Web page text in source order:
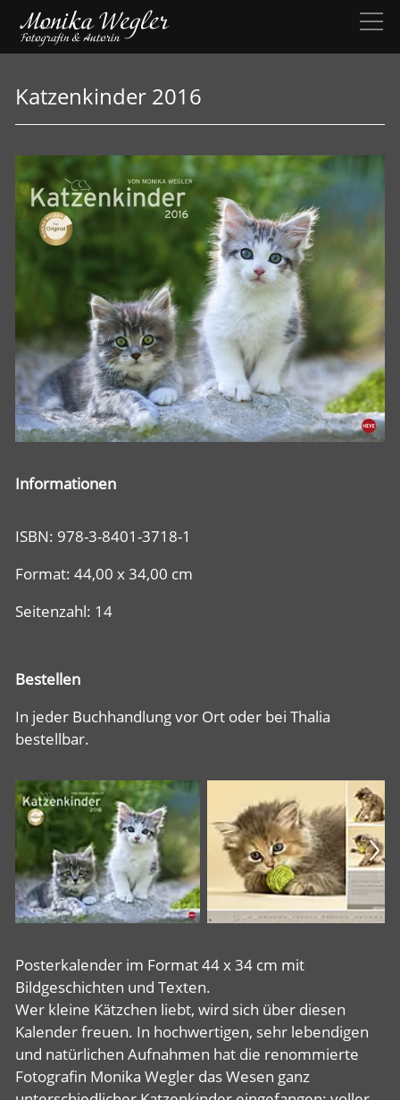
Katzenkinder 2016
Informationen
ISBN: 978-3-8401-3718-1
Format: 44,00 x 34,00 cm
Seitenzahl: 14
Bestellen
In jeder Buchhandlung vor Ort oder bei Thalia
bestellbar.
Posterkalender im Format 44 x 34 cm mit
Bildgeschichten und Texten.
Wer kleine Kätzchen liebt, wird sich über diesen
Kalender freuen. In hochwertigen, sehr lebendigen
und natürlichen Aufnahmen hat die renommierte
Fotografin Monika Wegler das Wesen ganz